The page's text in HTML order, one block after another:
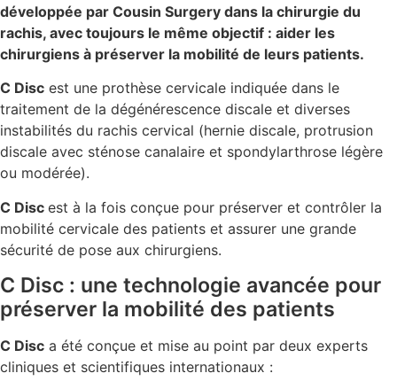
développée par Cousin Surgery dans la chirurgie du
rachis, avec toujours le même objectif : aider les
chirurgiens à préserver la mobilité de leurs patients.
C Disc est une prothèse cervicale indiquée dans le
traitement de la dégénérescence discale et diverses
instabilités du rachis cervical (hernie discale, protrusion
discale avec sténose canalaire et spondylarthrose légère
ou modérée).
C Disc est à la fois conçue pour préserver et contrôler la
mobilité cervicale des patients et assurer une grande
sécurité de pose aux chirurgiens.
C Disc : une technologie avancée pour
préserver la mobilité des patients
C Disc a été conçue et mise au point par deux experts
cliniques et scientifiques internationaux :